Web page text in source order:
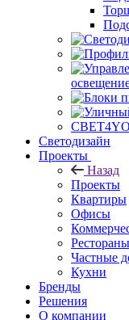
Светодизайн
Проекты
Назад
Проекты
Квартиры
Офисы
Рестораны
Частные
Кухни
Бренды
Решения
О компании